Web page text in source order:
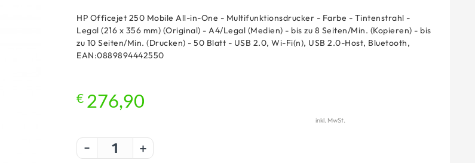
HP Officejet 250 Mobile All-in-One - Multifunktionsdrucker - Farbe - Tintenstrahl -
Legal (216 x 356 mm) (Original) - A4/Legal (Medien) - bis zu 8 Seiten/Min. (Kopieren) - bis
zu 10 Seiten/Min. (Drucken) - 50 Blatt - USB 2.0, Wi-Fi(n), USB 2.0-Host, Bluetooth,
EAN:0889894442550
€ 276,90
inkl. MwSt.
- +